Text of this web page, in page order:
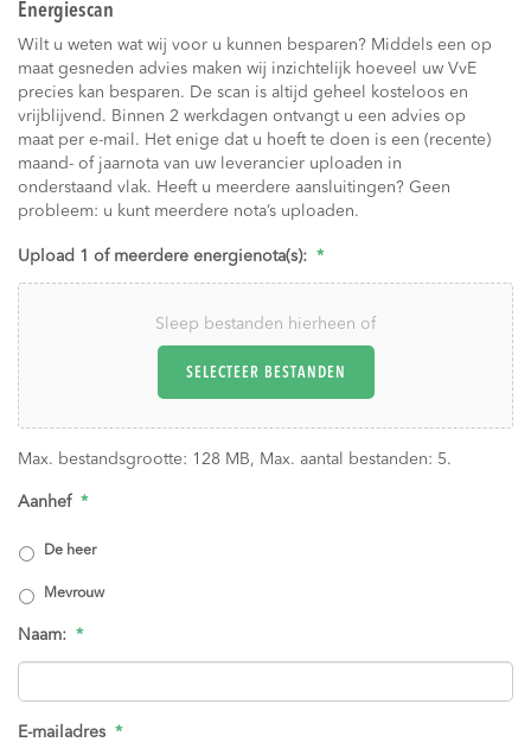
Energiescan
Wilt u weten wat wij voor u kunnen besparen? Middels een op
maat gesneden advies maken wij inzichtelijk hoeveel uw VvE
precies kan besparen. De scan is altijd geheel kosteloos en
vrijblijvend. Binnen 2 werkdagen ontvangt u een advies op
maat per e-mail. Het enige dat u hoeft te doen is een (recente)
maand- of jaarnota van uw leverancier uploaden in
onderstaand vlak. Heeft u meerdere aansluitingen? Geen
probleem: u kunt meerdere nota’s uploaden.
Upload 1 of meerdere energienota(s): *
Sleep bestanden hierheen of
SELECTEER BESTANDEN
Max. bestandsgrootte: 128 MB, Max. aantal bestanden: 5.
Aanhef *
De heer
Mevrouw
Naam: *
E-mailadres *